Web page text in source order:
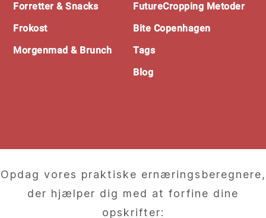
Forretter & Snacks
Frokost
Morgenmad & Brunch
FutureCropping Metoder
Bite Copenhagen
Tags
Blog
Opdag vores praktiske ernæringsberegnere,
der hjælper dig med at forfine dine
opskrifter: